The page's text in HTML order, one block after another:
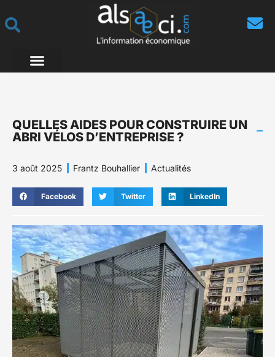
QUELLES AIDES POUR CONSTRUIRE UN
ABRI VÉLOS D’ENTREPRISE ?
3 août 2025 Frantz Bouhallier Actualités
Facebook Twitter LinkedIn